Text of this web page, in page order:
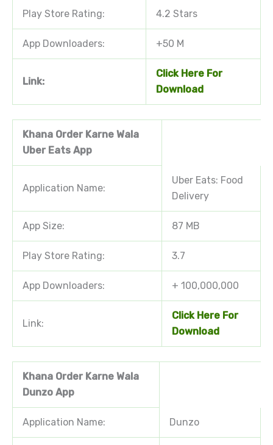
Play Store Rating: 4.2 Stars
App Downloaders: +50 M
Link:
Click Here For
Download
Khana Order Karne Wala
Uber Eats App
Application Name:
Uber Eats: Food
Delivery
App Size: 87 MB
Play Store Rating: 3.7
App Downloaders: + 100,000,000
Link:
Click Here For
Download
Khana Order Karne Wala
Dunzo App
Application Name: Dunzo